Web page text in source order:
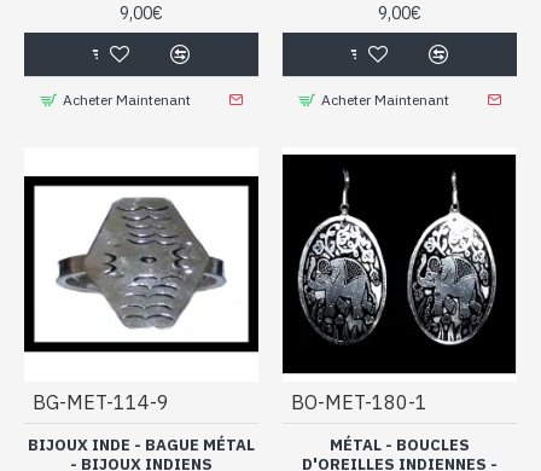
9,00€
Acheter Maintenant
9,00€
Acheter Maintenant
BG-MET-114-9
BIJOUX INDE - BAGUE MÉTAL
- BIJOUX INDIENS
BO-MET-180-1
MÉTAL - BOUCLES
D'OREILLES INDIENNES -